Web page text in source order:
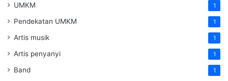
UMKM 1
Pendekatan UMKM 1
Artis musik 1
Artis penyanyi 1
Band 1